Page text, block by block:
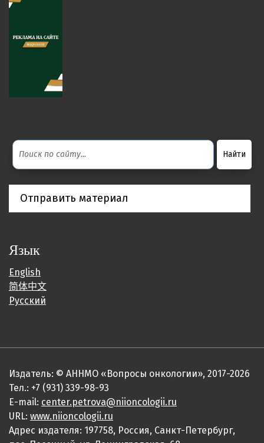
Отправить материал
Язык
English
简体中文
Русский
Издатель: © АННМО «Вопросы онкологии», 2017-2026
Тел.: +7 (931) 339-98-93
E-mail: center.petrova@niioncologii.ru
URL: www.niioncologii.ru
Адрес издателя: 197758, Россия, Санкт-Петербург,